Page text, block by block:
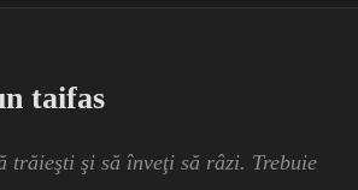
taifas
trăieşti şi să înveţi să râzi. Trebuie